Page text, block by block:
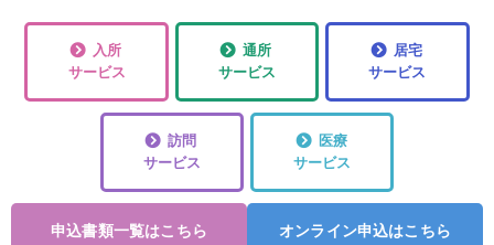
申込書類一覧はこちら オンライン申込はこちら
入所
サービス
通所
サービス
居宅
サービス
訪問
サービス
医療
サービス